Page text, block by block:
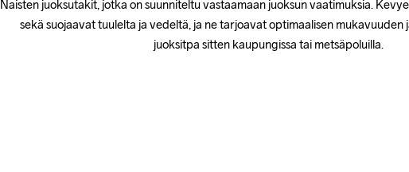
Naisten juoksutakit, jotka on suunniteltu vastaamaan juoksun vaatimuksia.
sekä suojaavat tuulelta ja vedeltä, ja ne tarjoavat optimaalisen mukavuuden
juoksitpa sitten kaupungissa tai metsäpoluilla.